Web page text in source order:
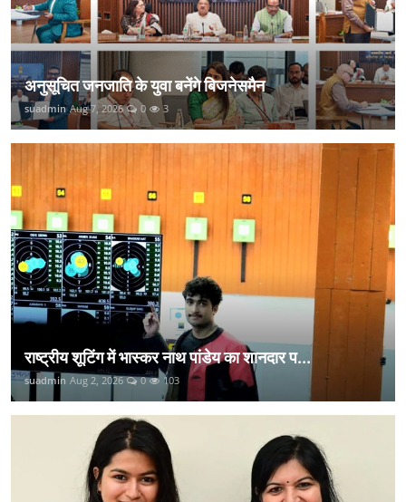
अनुसूचित जनजाति के युवा बनेंगे बिजनेसमैन
suadmin Aug 7, 2026 0 3
राष्ट्रीय शूटिंग में भास्कर नाथ पांडेय का शानदार प...
suadmin Aug 2, 2026 0 103